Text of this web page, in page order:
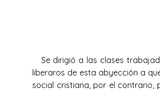
Se dirigió a las clases
liberaros de esta abyección a
social cristiana, por el contrario,